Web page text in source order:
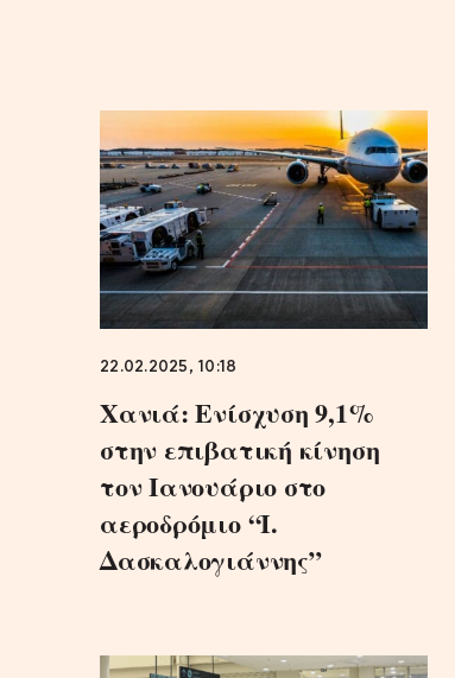
22.02.2025, 10:18
Χανιά: Ενίσχυση 9,1%
στην επιβατική κίνηση
τον Ιανουάριο στο
αεροδρόμιο “Ι.
Δασκαλογιάννης”